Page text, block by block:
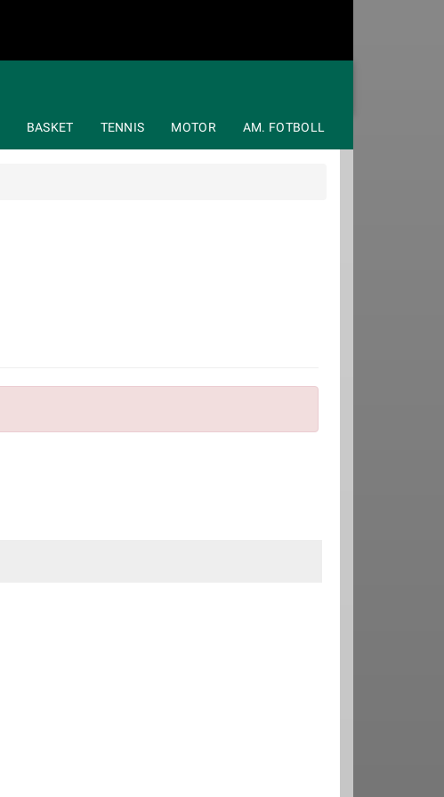
BASKET TENNIS MOTOR AM. FOTBOLL